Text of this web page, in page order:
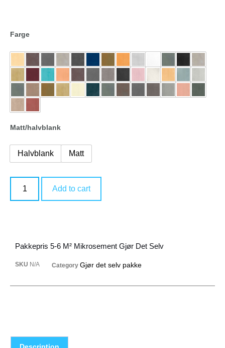
Farge
Matt/halvblank
Halvblank Matt
Add to cart
Pakkepris 5-6 M² Mikrosement Gjør Det Selv
SKU N/A Category Gjør det selv pakke
Description